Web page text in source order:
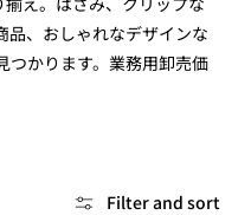
品、おしゃれなデザインな
つかります。業務用卸売価
Filter and sort